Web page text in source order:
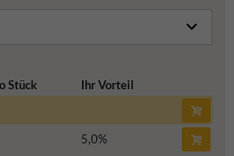
Stück
Ihr Vorteil
5,0%